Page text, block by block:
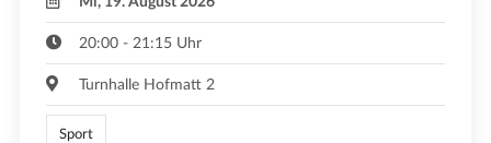
20:00 - 21:15 Uhr
Turnhalle Hofmatt 2
Sport